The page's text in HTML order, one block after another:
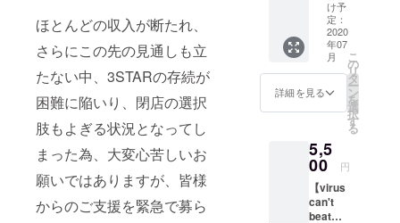
ほとんどの収入が断たれ、
さらにこの先の見通しも立
たない中、3STARの存続が
困難に陥いり、閉店の選択
肢もよぎる状況となってし
まった為、大変心苦しいお
願いではありますが、皆様
からのご支援を緊急で募ら
XL /
XXL ※支
援時に
ご希望
のサイ
ズをお
選びく
のお届
けにな
ります
(送料込
み)。
ラー展
開 ブ
ラック
・サイ
ズ展開
M / L /
XL /
XXL ※支
援時に
ご希望
のサイ
ズをお
選びく
ださ
け予
定：
2020
年07
月
詳細を見る
こ
の
リ
タ
ー
ン
を
選
択
す
る
5,5
00 円
【virus
can't
beat